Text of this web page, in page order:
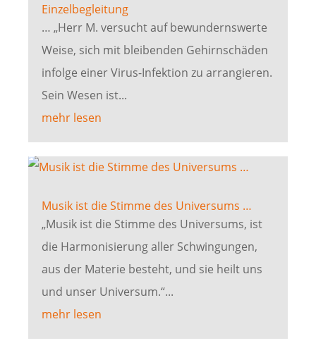
Einzelbegleitung
… „Herr M. versucht auf bewundernswerte
Weise, sich mit bleibenden Gehirnschäden
infolge einer Virus-Infektion zu arrangieren.
Sein Wesen ist...
mehr lesen
Musik ist die Stimme des Universums …
„Musik ist die Stimme des Universums, ist
die Harmonisierung aller Schwingungen,
aus der Materie besteht, und sie heilt uns
und unser Universum.“...
mehr lesen